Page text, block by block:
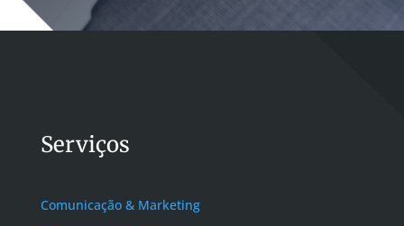
Serviços
Comunicação & Marketing